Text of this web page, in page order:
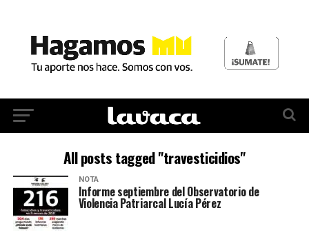
All posts tagged "travesticidios"
NOTA
Informe septiembre del Observatorio de
Violencia Patriarcal Lucía Pérez